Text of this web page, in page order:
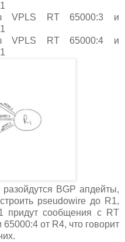
VPLS RT 65000:3 и
VPLS RT 65000:4 и
BGP апдейты,
pseudowire до R1,
придут сообщения с RT
от R4, что говорит